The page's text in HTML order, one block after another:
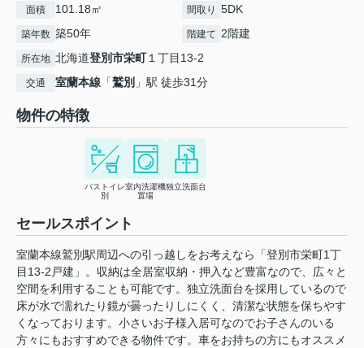
面積 101.18㎡ 間取り 5DK
築年数 築50年 階建て 2階建
所在地 北海道登別市栄町１丁目13-2
交通 室蘭本線 「鷲別 」駅 徒歩31分
物件の特徴
バストイレ
別
室内洗濯機
置場
独立洗面台
セールスポイント
室蘭本線鷲別駅周辺への引っ越しをお考えなら「登別市栄町1丁
目13-2戸建」。収納は全居室収納・押入など豊富なので、広々と
空間を利用することも可能です。独立洗面台を採用しているので
床が水で濡れたり鏡が曇ったりしにくく、清潔な状態を保ちやす
くなっております。小さいお子様入居可なのでお子さんのいる
方々にもおすすめできる物件です。車をお持ちの方にもオススメ